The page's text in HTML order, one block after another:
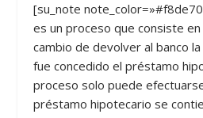
[su_note
es un proceso que consiste
cambio de devolver al banco
fue concedido el préstamo
proceso solo puede
préstamo hipotecario se